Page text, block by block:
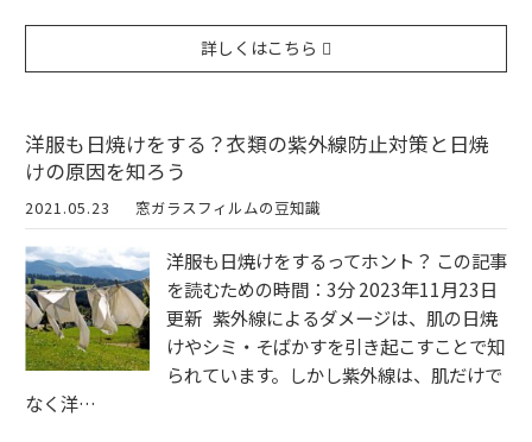
詳しくはこちら
洋服も日焼けをする？衣類の紫外線防止対策と日焼
けの原因を知ろう
2021.05.23 窓ガラスフィルムの豆知識
洋服も日焼けをするってホント？ この記事
を読むための時間：3分 2023年11月23日
更新 紫外線によるダメージは、肌の日焼
けやシミ・そばかすを引き起こすことで知
られています。しかし紫外線は、肌だけで
なく洋…